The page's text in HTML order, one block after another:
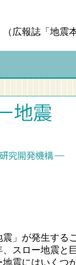
（広報誌「地震
」が発生する
スロー地震と
震にはいくつ